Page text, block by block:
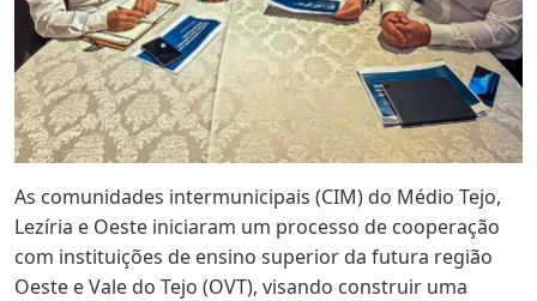
As comunidades intermunicipais (CIM) do Médio Tejo,
Lezíria e Oeste iniciaram um processo de cooperação
com instituições de ensino superior da futura região
Oeste e Vale do Tejo (OVT), visando construir uma